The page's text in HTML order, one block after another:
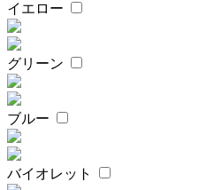
イエロー
グリーン
ブルー
バイオレット